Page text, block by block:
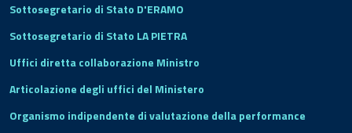
Sottosegretario di Stato D'ERAMO
Sottosegretario di Stato LA PIETRA
Uffici diretta collaborazione Ministro
Articolazione degli uffici del Ministero
Organismo indipendente di valutazione della performance